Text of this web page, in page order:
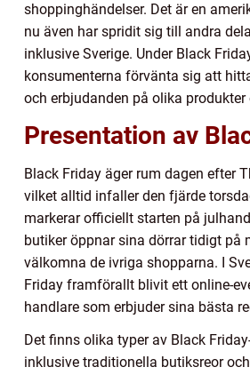
shoppinghändelser. Det är en
nu även har spridit sig till andra
inklusive Sverige. Under Black
konsumenterna förvänta sig att
och erbjudanden på olika produkter
Presentation av
Black Friday äger rum dagen efter
vilket alltid infaller den fjärde
markerar officiellt starten på
butiker öppnar sina dörrar tidigt på
välkomna de ivriga shopparna. I
Friday framförallt blivit ett online-
handlare som erbjuder sina bästa
Det finns olika typer av Black
inklusive traditionella butiksreor